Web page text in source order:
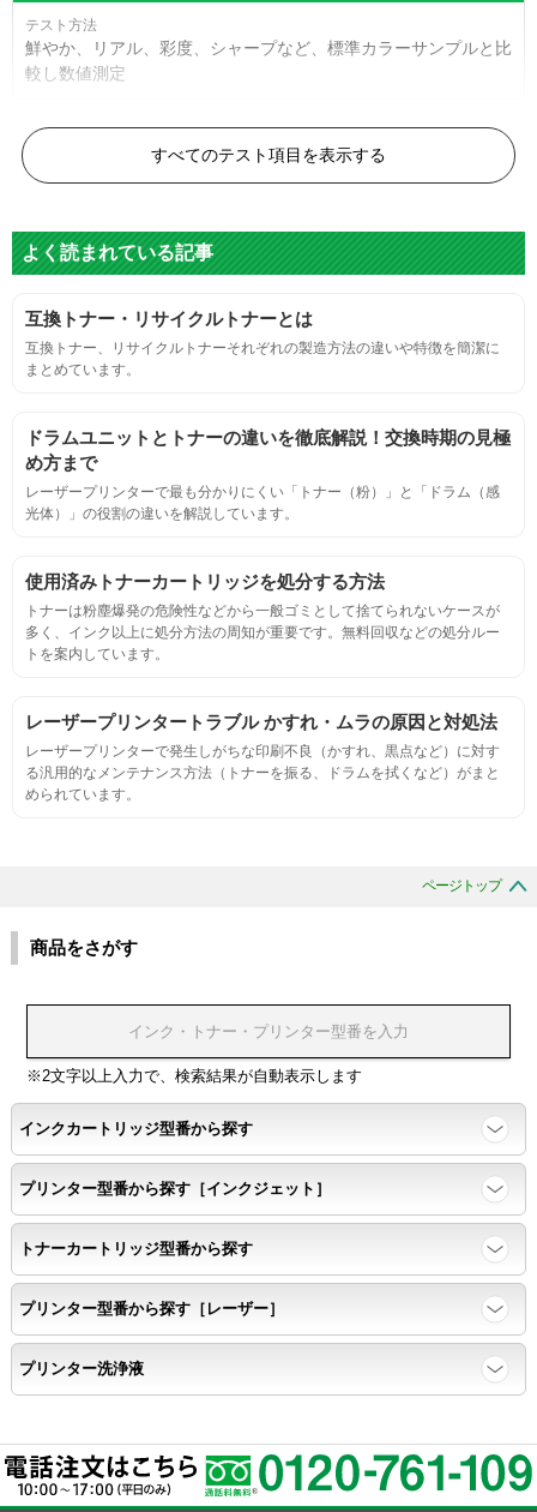
鮮やか、リアル、彩度、シャープなど、標準カラーサンプルと比
較し数値測定
グレースケール
目視検査にて数値測定
連続印刷時の安定した印刷枚数測定
定着度
摩擦試験機で濃度値を測定
適合性
生涯印刷
印刷耐久性
ページ印刷可能枚数・連続印刷時の安定性・経時変化の影響の確
認
寿命レポート
ページ収量、1,000ページあたりのパウダー消費量、転写率、
SAD値を計測
落下試験
外観
すべてのテスト項目を表示する
よく読まれている記事
互換トナー・リサイクルトナーとは
互換トナー、リサイクルトナーそれぞれの製造方法の違いや特徴を簡潔に
まとめています。
ドラムユニットとトナーの違いを徹底解説！交換時期の見極
め方まで
レーザープリンターで最も分かりにくい「トナー（粉）」と「ドラム（感
光体）」の役割の違いを解説しています。
使用済みトナーカートリッジを処分する方法
トナーは粉塵爆発の危険性などから一般ゴミとして捨てられないケースが
多く、インク以上に処分方法の周知が重要です。無料回収などの処分ルー
トを案内しています。
レーザープリンタートラブル かすれ・ムラの原因と対処法
レーザープリンターで発生しがちな印刷不良（かすれ、黒点など）に対す
る汎用的なメンテナンス方法（トナーを振る、ドラムを拭くなど）がまと
められています。
ページトップ
商品をさがす
※2文字以上入力で、検索結果が自動表示します
インクカートリッジ型番から探す
プリンター型番から探す［インクジェット］
トナーカートリッジ型番から探す
プリンター型番から探す［レーザー］
プリンター洗浄液